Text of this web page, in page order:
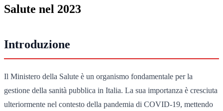
Salute nel 2023
Introduzione
Il Ministero della Salute è un organismo fondamentale per la
gestione della sanità pubblica in Italia. La sua importanza è cresciuta
ulteriormente nel contesto della pandemia di COVID-19, mettendo